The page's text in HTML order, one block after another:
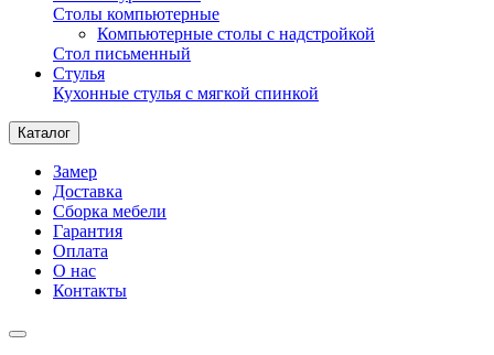
Столы компьютерные
Компьютерные столы с надстройкой
Стол письменный
Стулья
Кухонные стулья с мягкой спинкой
Каталог
Замер
Доставка
Сборка мебели
Гарантия
Оплата
О нас
Контакты